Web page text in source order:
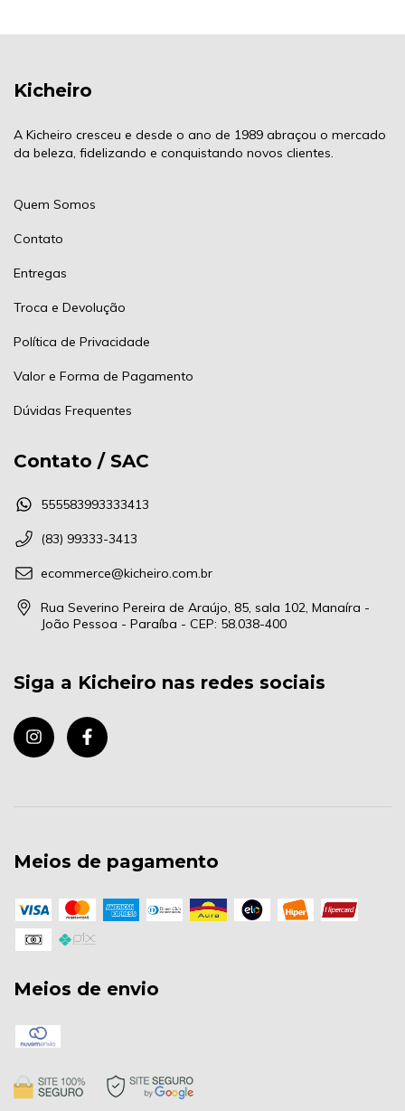
Kicheiro
A Kicheiro cresceu e desde o ano de 1989 abraçou o mercado
da beleza, fidelizando e conquistando novos clientes.
Quem Somos
Contato
Entregas
Troca e Devolução
Política de Privacidade
Valor e Forma de Pagamento
Dúvidas Frequentes
Contato / SAC
555583993333413
(83) 99333-3413
ecommerce@kicheiro.com.br
Rua Severino Pereira de Araújo, 85, sala 102, Manaíra -
João Pessoa - Paraíba - CEP: 58.038-400
Siga a Kicheiro nas redes sociais
Meios de pagamento
Meios de envio